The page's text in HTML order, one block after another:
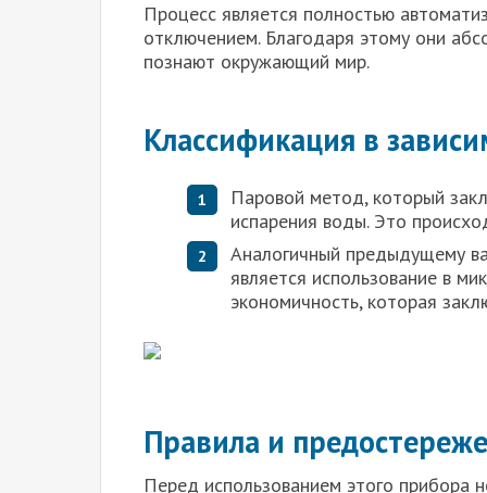
Процесс является полностью
отключением. Благодаря этому они
познают окружающий мир.
Классификация в
Паровой метод, который
испарения воды. Это
Аналогичный предыдущему
является использование в
экономичность, которая
Правила и
Перед использованием этого прибора